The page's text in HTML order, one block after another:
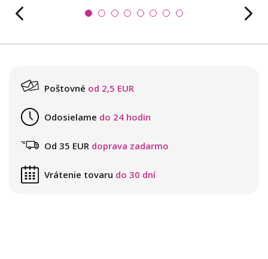
Poštovné od 2,5 EUR
Odosielame do 24 hodin
Od 35 EUR doprava zadarmo
Vrátenie tovaru do 30 dní